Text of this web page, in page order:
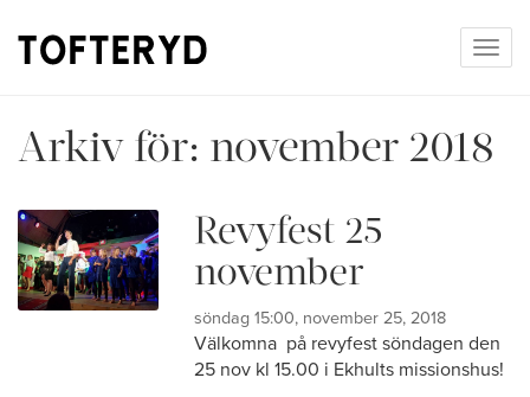
Arkiv för: november 2018
Revyfest 25
november
söndag 15:00, november 25, 2018
Välkomna på revyfest söndagen den
25 nov kl 15.00 i Ekhults missionshus!